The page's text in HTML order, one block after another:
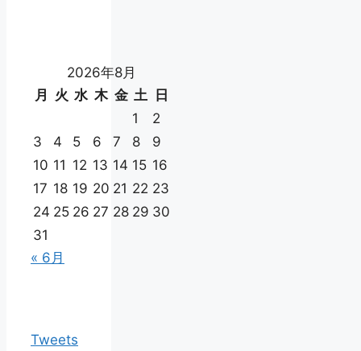
2026年8月
月
火 水 木 金 土
日
1
2
3
4 5 6 7 8
9
10 11 12 13 14 15 16
17 18 19 20 21 22 23
24 25 26 27 28 29 30
31
« 6月
Tweets